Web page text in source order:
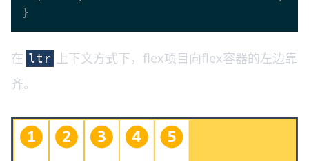
在 ltr
上下文方式下，flex项目向flex容器的左边靠
齐。